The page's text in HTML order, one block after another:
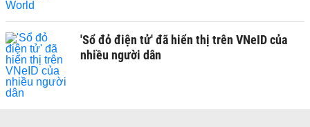
'Sổ đỏ điện tử' đã hiển thị trên VNeID của
nhiều người dân